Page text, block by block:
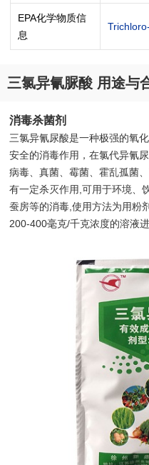
EPA化学物质信
息
三氯异氰脲酸 用途与
消毒杀菌剂
三氯异氰尿酸是一种极强的氧
安全的消毒作用，在氯代异氰
病毒、真菌、霉菌、霍乱孤菌
有一定杀灭作用,可用于环境、
蚕房等的消毒,使用方法为用粉
200-400毫克/千克浓度的溶液